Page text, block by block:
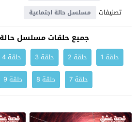
تصنيفات مسلسل حالة اجتماعية
جميع حلقات مسلسل حالة
حلقة 1 حلقة 2 حلقة 3 حلقة 4
حلقة 7
حلقة 8 حلقة 9